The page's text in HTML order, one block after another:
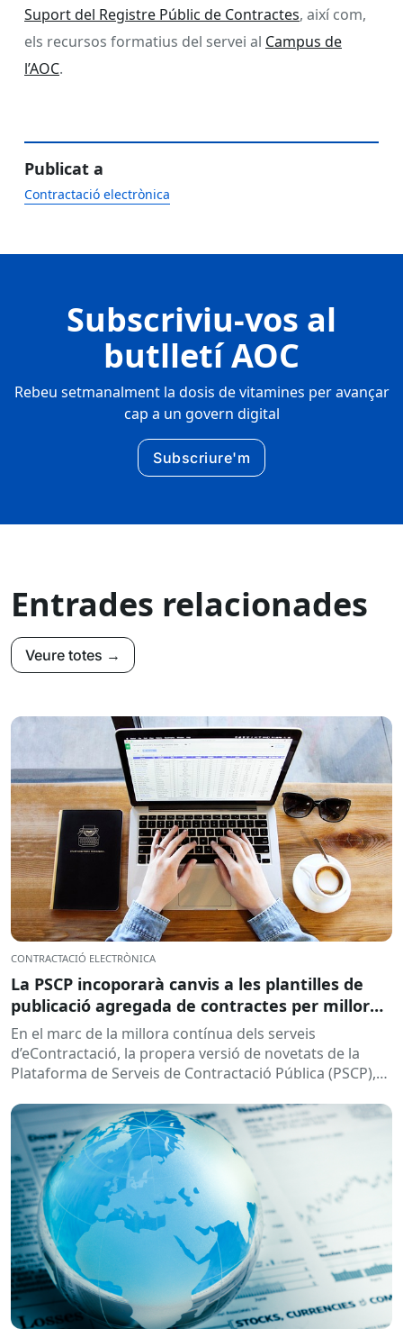
Suport del Registre Públic de Contractes, així com,
els recursos formatius del servei al Campus de
l’AOC.
Publicat a
Contractació electrònica
Subscriviu-vos al
butlletí AOC
Rebeu setmanalment la dosis de vitamines per avançar
cap a un govern digital
Subscriure'm
Entrades relacionades
Veure totes →
CONTRACTACIÓ ELECTRÒNICA
La PSCP incoporarà canvis a les plantilles de
publicació agregada de contractes per millorar
la integració amb el RPC
En el marc de la millora contínua dels serveis
d’eContractació, la propera versió de novetats de la
Plataforma de Serveis de Contractació Pública (PSCP),